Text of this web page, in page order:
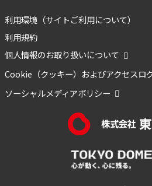
利用環境（サイトご利用について）
利用規約
個人情報のお取り扱いについて
Cookie（クッキー）およびアクセスロ
ソーシャルメディアポリシー